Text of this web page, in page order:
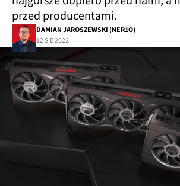
przed producentami.
DAMIAN JAROSZEWSKI (NER1O)
12 SIE 2022